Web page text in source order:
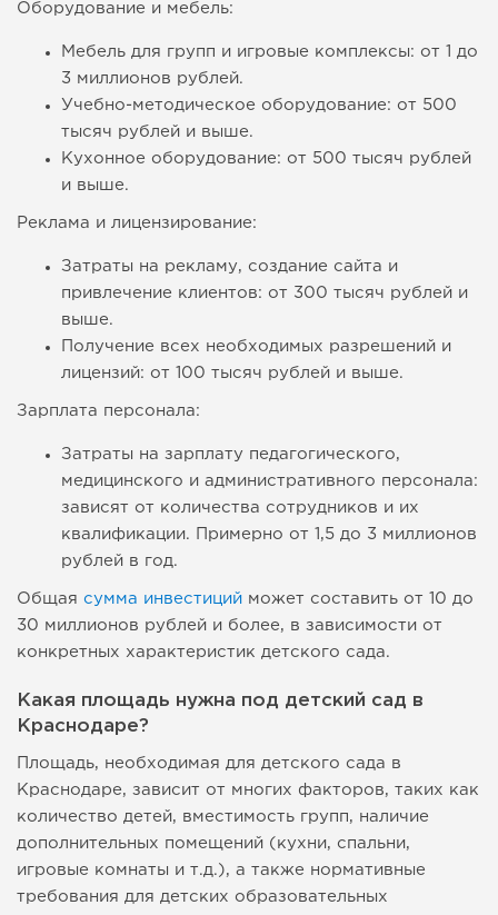
Оборудование и мебель:
Мебель для групп и игровые комплексы: от 1 до
3 миллионов рублей.
Учебно-методическое оборудование: от 500
тысяч рублей и выше.
Кухонное оборудование: от 500 тысяч рублей
и выше.
Реклама и лицензирование:
Затраты на рекламу, создание сайта и
привлечение клиентов: от 300 тысяч рублей и
выше.
Получение всех необходимых разрешений и
лицензий: от 100 тысяч рублей и выше.
Зарплата персонала:
Затраты на зарплату педагогического,
медицинского и административного персонала:
зависят от количества сотрудников и их
квалификации. Примерно от 1,5 до 3 миллионов
рублей в год.
Общая сумма инвестиций может составить от 10 до
30 миллионов рублей и более, в зависимости от
конкретных характеристик детского сада.
Какая площадь нужна под детский сад в
Краснодаре?
Площадь, необходимая для детского сада в
Краснодаре, зависит от многих факторов, таких как
количество детей, вместимость групп, наличие
дополнительных помещений (кухни, спальни,
игровые комнаты и т.д.), а также нормативные
требования для детских образовательных